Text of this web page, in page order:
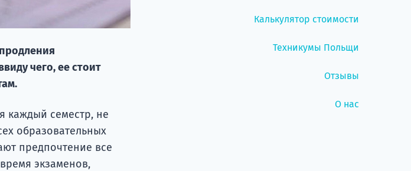
чего, ее стоит
каждый семестр, не
образовательных
предпочтение все
экзаменов,
Калькулятор стоимости
Техникумы Польщи
Отзывы
О нас